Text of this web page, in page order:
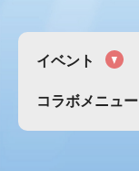
イベント
コラボメニュー